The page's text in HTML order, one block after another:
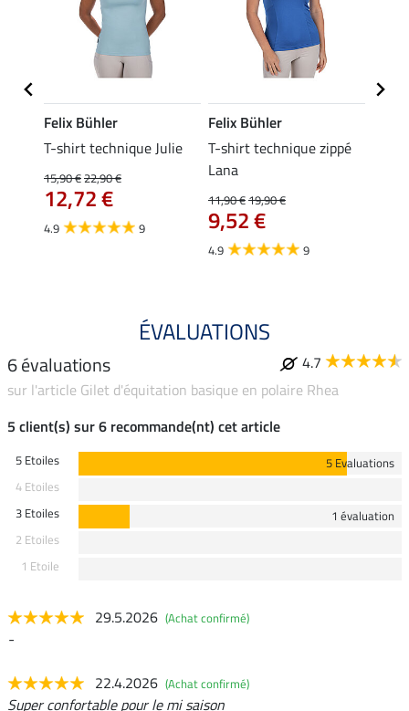
Felix Bühler
T-shirt technique Julie
15,90 €22,90 €
12,72 €
4.9 9
Felix Bühler
T-shirt technique zippé
Lana
11,90 €19,90 €
9,52 €
4.9 9
ÉVALUATIONS
6 évaluations
4.7
sur l'article Gilet d'équitation basique en polaire Rhea
5 client(s) sur 6 recommande(nt) cet article
5 Etoiles
5 Evaluations
4 Etoiles
3 Etoiles
1 évaluation
2 Etoiles
1 Etoile
29.5.2026 (Achat confirmé)
-
22.4.2026 (Achat confirmé)
Super confortable pour le mi saison